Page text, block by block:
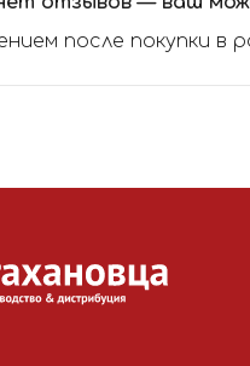
после покупки в